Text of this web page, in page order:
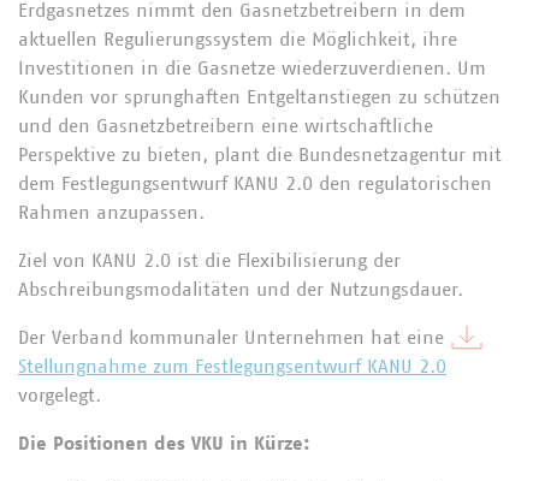
Erdgasnetzes nimmt den Gasnetzbetreibern in dem
aktuellen Regulierungssystem die Möglichkeit, ihre
Investitionen in die Gasnetze wiederzuverdienen. Um
Kunden vor sprunghaften Entgeltanstiegen zu schützen
und den Gasnetzbetreibern eine wirtschaftliche
Perspektive zu bieten, plant die Bundesnetzagentur mit
dem Festlegungsentwurf KANU 2.0 den regulatorischen
Rahmen anzupassen.
Ziel von KANU 2.0 ist die Flexibilisierung der
Abschreibungsmodalitäten und der Nutzungsdauer.
Der Verband kommunaler Unternehmen hat eine
Stellungnahme zum Festlegungsentwurf KANU 2.0
vorgelegt.
Die Positionen des VKU in Kürze: